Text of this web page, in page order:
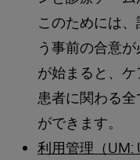
このためには
う事前の合意
が始まると、
患者に関わる
ができます。
利用管理（UM: